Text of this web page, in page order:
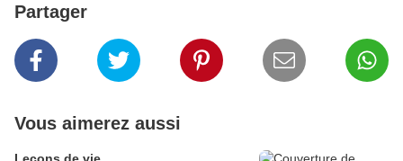
Partager
Vous aimerez aussi